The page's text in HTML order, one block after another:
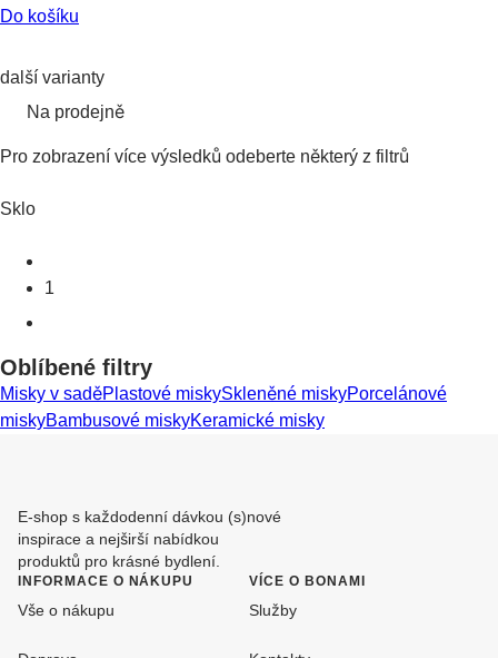
Do košíku
další varianty
Na prodejně
Pro zobrazení více výsledků odeberte některý z filtrů
Sklo
1
Oblíbené filtry
Misky v saděPlastové miskySkleněné miskyPorcelánové
miskyBambusové miskyKeramické misky
E-shop s každodenní dávkou (s)nové
inspirace a nejširší nabídkou
produktů pro krásné bydlení.
INFORMACE O NÁKUPU
Vše o nákupu
VÍCE O BONAMI
Služby